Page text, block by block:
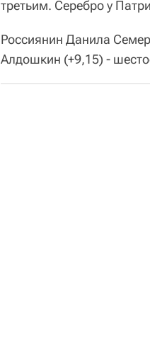
третьим. Серебро у
Россиянин Данила
Алдошкин (+9,15) -